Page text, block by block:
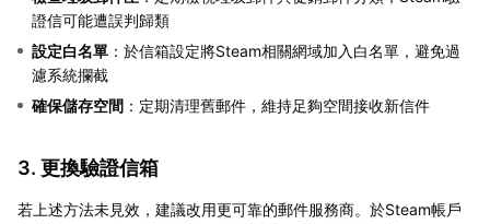
證信可能遭誤判歸類
設定白名單 ：於信箱設定將Steam相關網域加入白名單，避免過
濾系統攔截
確保儲存空間 ：定期清理舊郵件，維持足夠空間接收新信件
3. 更換驗證信箱
若上述方法未見效，建議改用更可靠的郵件服務商。於Steam帳戶